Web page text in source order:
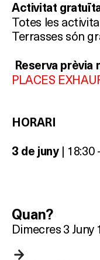
Activitat
Totes les
Terrasses són
Reserva prèvia
PLACES
HORARI
3 de juny | 18:30
Quan?
Dimecres 3 Juny